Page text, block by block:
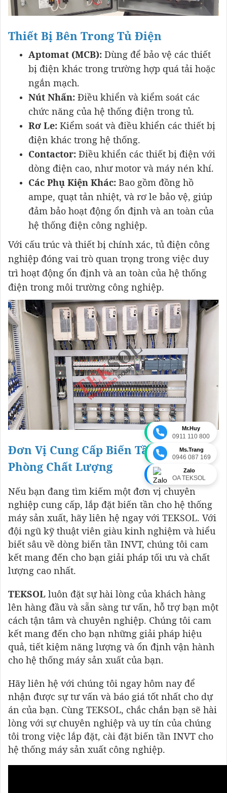
Mr.Huy
0911 110 800
Ms.Trang
0946 087 169
Zalo
OA TEKSOL
Thiết Bị Bên Trong Tủ Điện
Aptomat (MCB): Dùng để bảo vệ các thiết
bị điện khác trong trường hợp quá tải hoặc
ngắn mạch.
Nút Nhấn: Điều khiển và kiểm soát các
chức năng của hệ thống điện trong tủ.
Rơ Le: Kiểm soát và điều khiển các thiết bị
điện khác trong hệ thống.
Contactor: Điều khiển các thiết bị điện với
dòng điện cao, như motor và máy nén khí.
Các Phụ Kiện Khác: Bao gồm đồng hồ
ampe, quạt tản nhiệt, và rơ le bảo vệ, giúp
đảm bảo hoạt động ổn định và an toàn của
hệ thống điện công nghiệp.
Với cấu trúc và thiết bị chính xác, tủ điện công
nghiệp đóng vai trò quan trọng trong việc duy
trì hoạt động ổn định và an toàn của hệ thống
điện trong môi trường công nghiệp.
Đơn Vị Cung Cấp Biến Tần Tại Hải
Phòng Chất Lượng
Nếu bạn đang tìm kiếm một đơn vị chuyên
nghiệp cung cấp, lắp đặt biến tần cho hệ thống
máy sản xuất, hãy liên hệ ngay với TEKSOL. Với
đội ngũ kỹ thuật viên giàu kinh nghiệm và hiểu
biết sâu về dòng biến tần INVT, chúng tôi cam
kết mang đến cho bạn giải pháp tối ưu và chất
lượng cao nhất.
TEKSOL luôn đặt sự hài lòng của khách hàng
lên hàng đầu và sẵn sàng tư vấn, hỗ trợ bạn một
cách tận tâm và chuyên nghiệp. Chúng tôi cam
kết mang đến cho bạn những giải pháp hiệu
quả, tiết kiệm năng lượng và ổn định vận hành
cho hệ thống máy sản xuất của bạn.
Hãy liên hệ với chúng tôi ngay hôm nay để
nhận được sự tư vấn và báo giá tốt nhất cho dự
án của bạn. Cùng TEKSOL, chắc chắn bạn sẽ hài
lòng với sự chuyên nghiệp và uy tín của chúng
tôi trong việc lắp đặt, cài đặt biến tần INVT cho
hệ thống máy sản xuất công nghiệp.